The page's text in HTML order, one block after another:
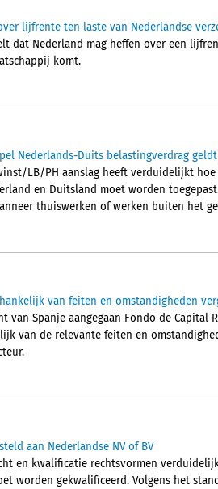
lijfrente ten laste van Nederlandse
dat Nederland mag heffen over een
komt.
Nederlands-Duits belastingverdrag
LB/PH aanslag heeft verduidelijkt
en Duitsland moet worden
thuiswerken of werken buiten het
van feiten en omstandigheden
van Spanje aangegaan Fondo de Capital
van de relevante feiten en
aan Nederlandse NV of BV
en kwalificatie rechtsvormen
worden gekwalificeerd. Volgens het